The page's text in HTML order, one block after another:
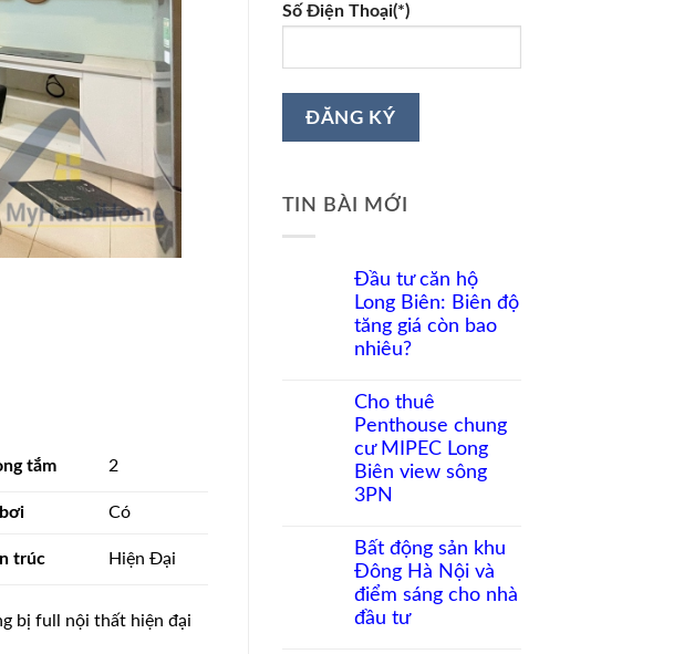
tắm 2
Có
trúc Hiện Đại
bị full nội thất hiện đại
Số Điện Thoại(*)
TIN BÀI MỚI
Đầu tư căn hộ
Long Biên: Biên độ
tăng giá còn bao
nhiêu?
có
bình
luận
ở
tư
căn
Biên:
độ
tăng
giá
còn
Cho thuê
Penthouse chung
cư MIPEC Long
Biên view sông
3PN
có
bình
luận
ở
thuê
Bất động sản khu
Đông Hà Nội và
điểm sáng cho nhà
đầu tư